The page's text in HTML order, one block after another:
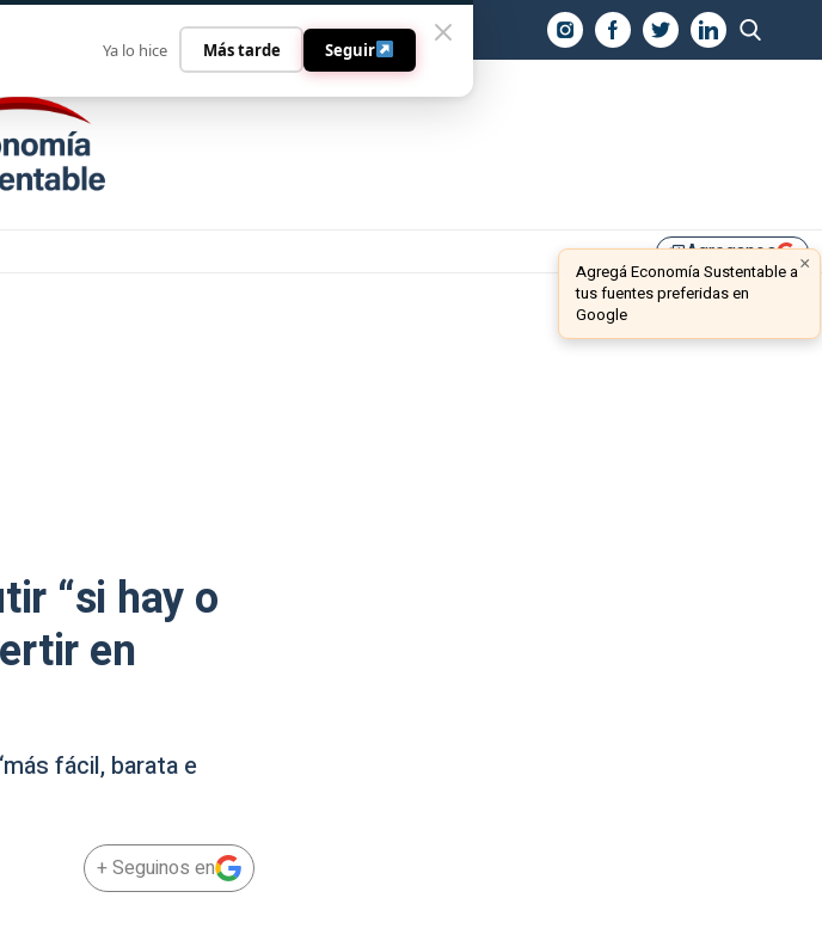
CONTACTO
library_addAgreganos ×
Agregá Economía Sustentable a
tus fuentes preferidas en
Google
“si hay o
en
fácil, barata e
+ Seguinos en
Ya lo hice Más tarde Seguir